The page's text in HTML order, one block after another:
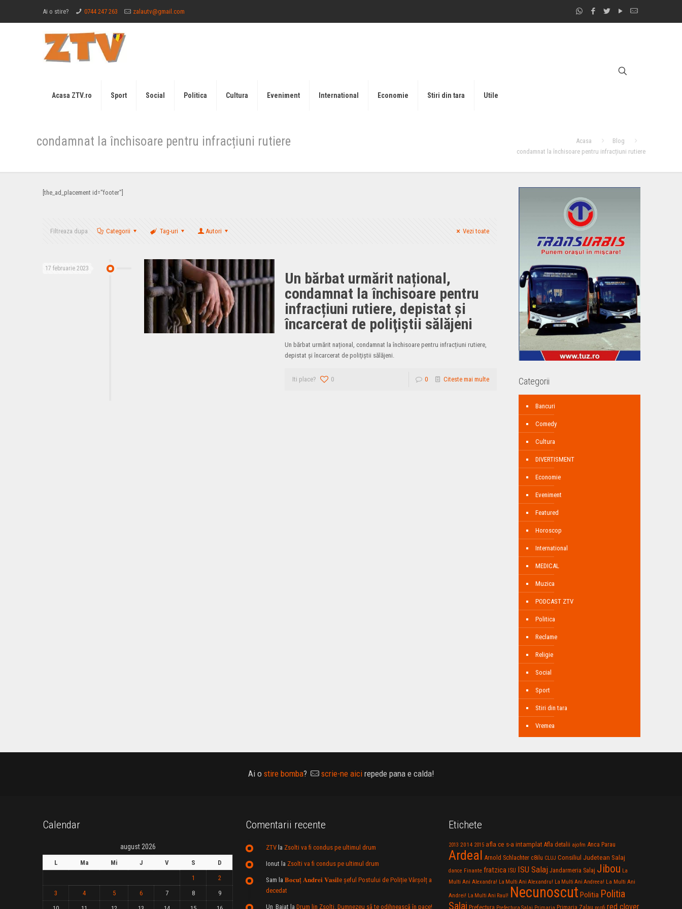
Ai o stire? 0744 247 263 zalautv@gmail.com
Acasa ZTV.ro Sport Social Politica Cultura Eveniment International Economie Stiri din tara Utile
condamnat la închisoare pentru infracțiuni rutiere Acasa
Blog
condamnat la închisoare pentru infracțiuni rutiere
[the_ad_placement id="footer"]
Filtreaza dupa Categorii Tag-uri Autori Vezi toate
17 februarie 2023
Un bărbat urmărit național,
condamnat la închisoare pentru
infracțiuni rutiere, depistat și
încarcerat de poliţiştii sălăjeni
Un bărbat urmărit național, condamnat la închisoare pentru infracțiuni rutiere,
depistat și încarcerat de poliţiştii sălăjeni.
Iti place? 0 0 Citeste mai multe Categorii
Bancuri
Comedy
Cultura
DIVERTISMENT
Economie
Eveniment
Featured
Horoscop
International
MEDICAL
Muzica
PODCAST ZTV
Politica
Reclame
Religie
Social
Sport
Stiri din tara
Vremea
Ai o stire bomba? scrie-ne aicirepede pana e calda!
Calendar
august 2026
L Ma Mi J V S
D
1
2
3
4 5 6 7 8
9
Comentarii recente
ZTVla Zsolti va fi condus pe ultimul drum
Ionut la Zsolti va fi condus pe ultimul drum
Sam la 𝐁𝐨𝐜𝐮ț 𝐀𝐧𝐝𝐫𝐞𝐢 𝐕𝐚𝐬𝐢𝐥e şeful Postului de Poliție Vârșolț a
decedat
Un_Baiat la Drum lin Zsolti. Dumnezeu sã te odihneascã în pace!
Etichete
2013 2014 2015 afla ce s-a intamplat Afla detalii ajofm Anca Parau
Ardeal Arnold Schlachter c8ilu CLUJ Consiliul Judetean Salaj
dance Finante fratzica ISU ISU Salaj Jandarmeria Salaj Jibou La
Multi Ani Alexandra! La Multi Ani Alexandru! La Multi Ani Andreea! La Multi Ani
Andrei! La Multi Ani Raul! Necunoscut Politia Politia
Salaj Prefectura Primaria Zalau profi red clover